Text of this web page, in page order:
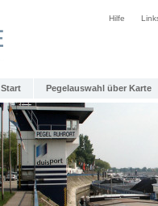
Hilfe
Start Pegelauswahl über Karte